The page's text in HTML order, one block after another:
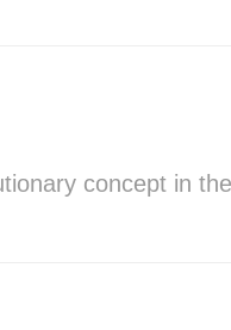
concept in